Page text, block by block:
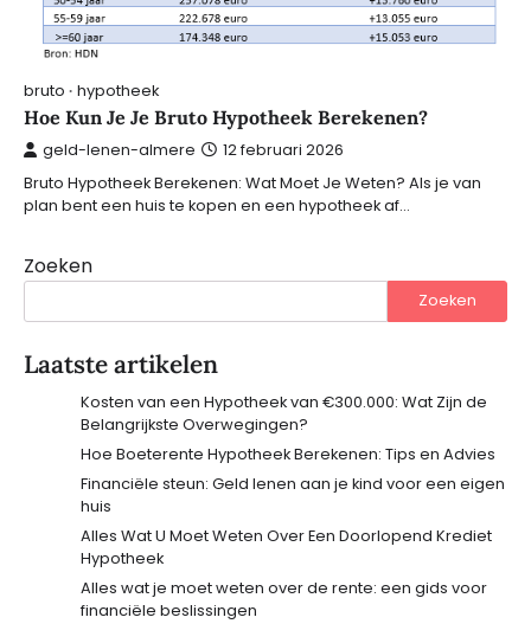
bruto hypotheek
Hoe Kun Je Je Bruto Hypotheek Berekenen?
geld-lenen-almere 12 februari 2026
Bruto Hypotheek Berekenen: Wat Moet Je Weten? Als je van
plan bent een huis te kopen en een hypotheek af…
Zoeken
Zoeken
Laatste artikelen
Kosten van een Hypotheek van €300.000: Wat Zijn de
Belangrijkste Overwegingen?
Hoe Boeterente Hypotheek Berekenen: Tips en Advies
Financiële steun: Geld lenen aan je kind voor een eigen
huis
Alles Wat U Moet Weten Over Een Doorlopend Krediet
Hypotheek
Alles wat je moet weten over de rente: een gids voor
financiële beslissingen